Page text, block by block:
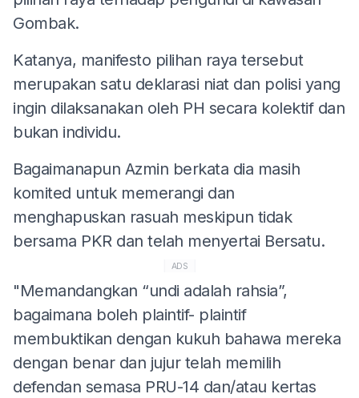
Gombak.
Katanya, manifesto pilihan raya tersebut
merupakan satu deklarasi niat dan polisi yang
ingin dilaksanakan oleh PH secara kolektif dan
bukan individu.
Bagaimanapun Azmin berkata dia masih
komited untuk memerangi dan
menghapuskan rasuah meskipun tidak
bersama PKR dan telah menyertai Bersatu.
ADS
"Memandangkan “undi adalah rahsia”,
bagaimana boleh plaintif- plaintif
membuktikan dengan kukuh bahawa mereka
dengan benar dan jujur telah memilih
defendan semasa PRU-14 dan/atau kertas